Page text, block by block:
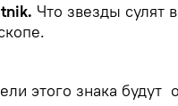
Что звезды сулят
этого знака будут